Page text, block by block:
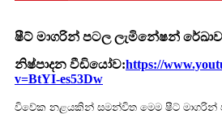
ෂීට් මාගරින් පටල ලැමිනේෂන් රේඛාව
නිෂ්පාදන වීඩියෝව:https://
v=BtYI-es53Dw
විවේක නළයකින් සමන්විත මෙම ෂීට් මාගරින්